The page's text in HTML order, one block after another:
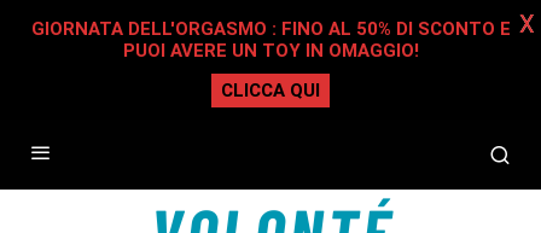
GIORNATA DELL'ORGASMO : FINO AL 50% DI SCONTO E
PUOI AVERE UN TOY IN OMAGGIO!
CLICCA QUI
X